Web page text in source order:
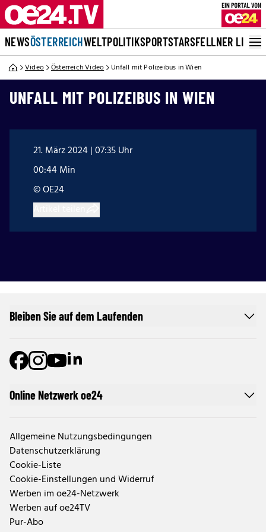
NEWSÖSTERREICHWELTPOLITIKSPORTSTARSFELLNER LIVE
Video Österreich Video Unfall mit Polizeibus in Wien
UNFALL MIT POLIZEIBUS IN WIEN
21. März 2024 | 07:35 Uhr
00:44 Min
© OE24
Online Netzwerk oe24
Allgemeine Nutzungsbedingungen
Datenschutzerklärung
Cookie-Liste
Cookie-Einstellungen und Widerruf
Werben im oe24-Netzwerk
Werben auf oe24TV
Pur-Abo
Bleiben Sie auf dem Laufenden